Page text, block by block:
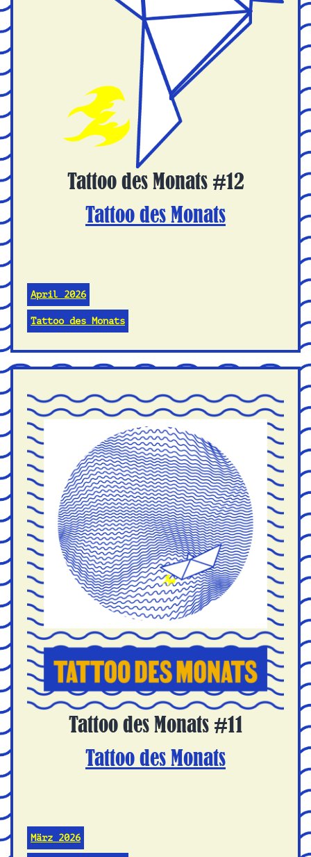
Tattoo des Monats #12
Tattoo des Monats
April 2026
Tattoo des Monats
Tattoo des Monats #11
Tattoo des Monats
März 2026